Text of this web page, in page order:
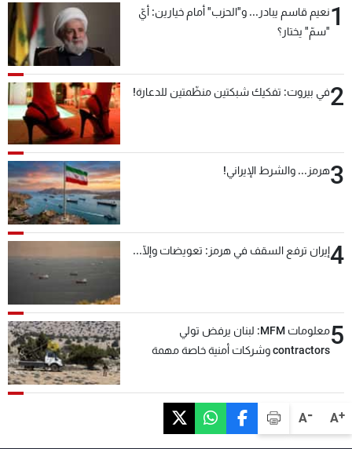
A+
A-
1نعيم قاسم يبادر... و"الحزب" أمام خيارين: أيّ
"سمّ" يختار؟
2في بيروت: تفكيك شبكتين منظّمتين للدعارة!
3هرمز... والشرط الإيراني!
4إيران ترفع السقف في هرمز: تعويضات وإلّا...
5
معلومات MFM: لبنان يرفض تولي
contractors وشركات أمنية خاصة مهمة